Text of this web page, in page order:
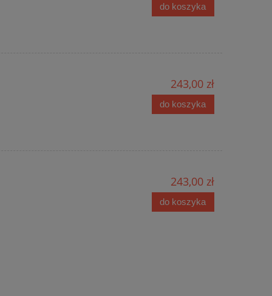
do koszyka
243,00 zł
do koszyka
243,00 zł
do koszyka